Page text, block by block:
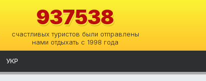
937538
счастливых туристов были отправлены
нами отдыхать с 1998 года
УКР